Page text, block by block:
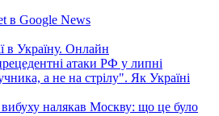
в Google News
в Україну. Онлайн
атаки РФ у липні
а не на стрілу". Як Україні
вибуху налякав Москву: що це було